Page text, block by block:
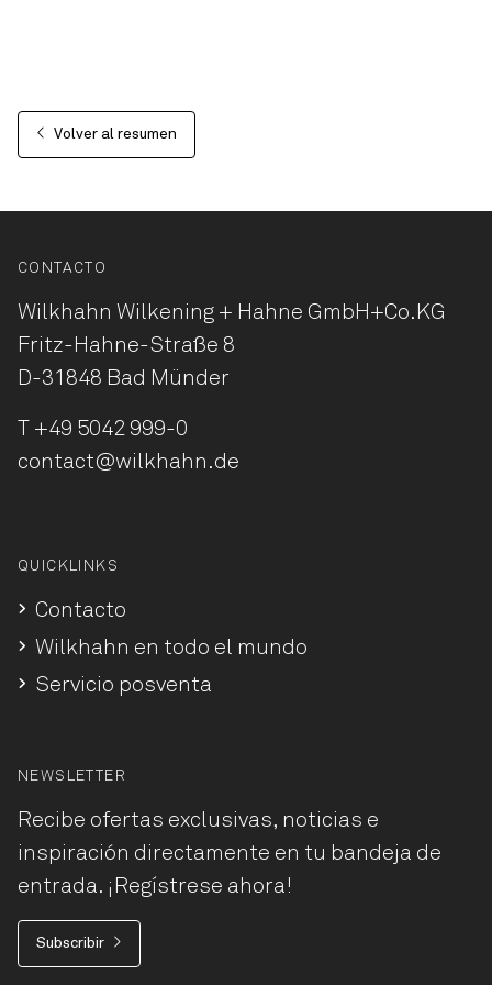
Volver al resumen
CONTACTO
Wilkhahn Wilkening + Hahne GmbH+Co.KG
Fritz-Hahne-Straße 8
D-31848 Bad Münder
+49 5042 999-0
contact@wilkhahn.de
QUICKLINKS
Contacto
Wilkhahn en todo el mundo
Servicio posventa
NEWSLETTER
Recibe ofertas exclusivas, noticias e
inspiración directamente en tu bandeja de
entrada. ¡Regístrese ahora!
Subscribir